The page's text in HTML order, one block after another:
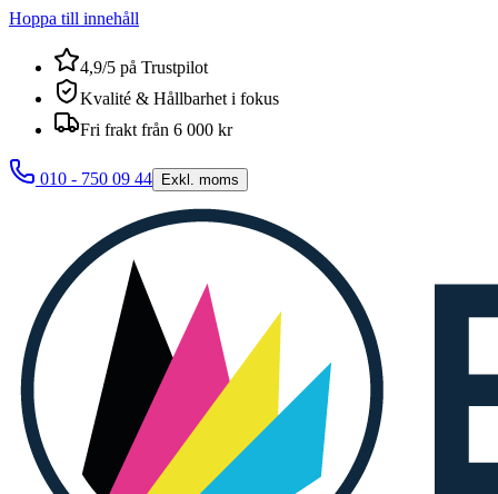
Hoppa till innehåll
4,9/5 på Trustpilot
Kvalité & Hållbarhet i fokus
Fri frakt från 6 000 kr
010 - 750 09 44 Exkl. moms